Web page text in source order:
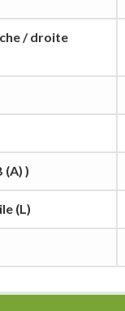
/ droite
(A) )
(L)